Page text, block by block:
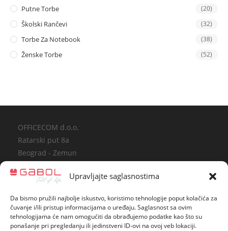
Upravljajte saglasnostima
Da bismo pružili najbolje iskustvo, koristimo tehnologije poput kolačića za
čuvanje i/ili pristup informacijama o uređaju. Saglasnost sa ovim
tehnologijama će nam omogućiti da obrađujemo podatke kao što su
ponašanje pri pregledanju ili jedinstveni ID-ovi na ovoj veb lokaciji.
Putne Torbe (20)
Školski Rančevi (32)
Torbe Za Notebook (38)
Ženske Torbe (52)
OFFICECOM d.o.o.
Ratarski put 8a
Beograd - Zemun
www.officecom.rs
gabol@officecom.rs
Tel/fax: 011/3770-525